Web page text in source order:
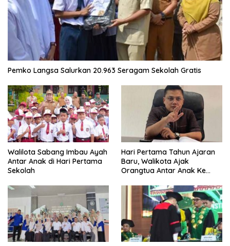
Pemko Langsa Salurkan 20.963 Seragam Sekolah Gratis
Walilota Sabang Imbau Ayah
Antar Anak di Hari Pertama
Sekolah
Hari Pertama Tahun Ajaran
Baru, Walikota Ajak
Orangtua Antar Anak Ke